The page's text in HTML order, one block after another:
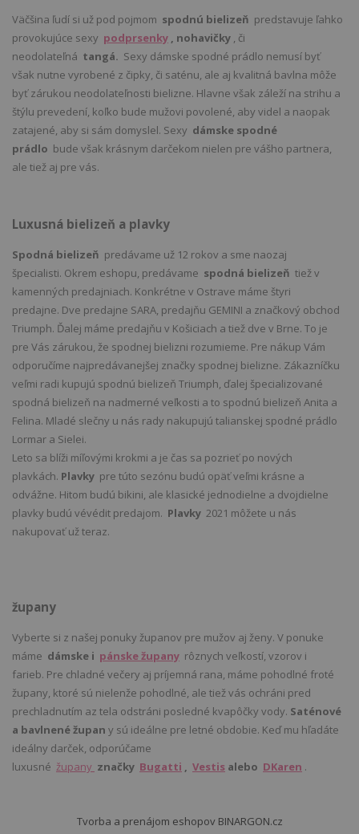
Väčšina ľudí si už pod pojmom spodnú bielizeň predstavuje ľahko
provokujúce sexy podprsenky , nohavičky , či
neodolateľná tangá. Sexy dámske spodné prádlo nemusí byť
však nutne vyrobené z čipky, či saténu, ale aj kvalitná bavlna môže
byť zárukou neodolateľnosti bielizne. Hlavne však záleží na strihu a
štýlu prevedení, koľko bude mužovi povolené, aby videl a naopak
zatajené, aby si sám domyslel. Sexy dámske spodné
prádlo bude však krásnym darčekom nielen pre vášho partnera,
ale tiež aj pre vás.
Luxusná bielizeň a plavky
Spodná bielizeň predávame už 12 rokov a sme naozaj
špecialisti. Okrem eshopu, predávame spodná bielizeň tiež v
kamenných predajniach. Konkrétne v Ostrave máme štyri
predajne. Dve predajne SARA, predajňu GEMINI a značkový obchod
Triumph. Ďalej máme predajňu v Košiciach a tiež dve v Brne. To je
pre Vás zárukou, že spodnej bielizni rozumieme. Pre nákup Vám
odporučíme najpredávanejšej značky spodnej bielizne. Zákazníčku
veľmi radi kupujú spodnú bielizeň Triumph, ďalej špecializované
spodná bielizeň na nadmerné veľkosti a to spodnú bielizeň Anita a
Felina. Mladé slečny u nás rady nakupujú talianskej spodné prádlo
Lormar a Sielei.
Leto sa blíži míľovými krokmi a je čas sa pozrieť po nových
plavkách. Plavky pre túto sezónu budú opäť veľmi krásne a
odvážne. Hitom budú bikini, ale klasické jednodielne a dvojdielne
plavky budú vévédit predajom. Plavky 2021 môžete u nás
nakupovať už teraz.
župany
Vyberte si z našej ponuky županov pre mužov aj ženy. V ponuke
máme dámske i pánske župany rôznych veľkostí, vzorov i
farieb. Pre chladné večery aj príjemná rana, máme pohodlné froté
župany, ktoré sú nielenže pohodlné, ale tiež vás ochráni pred
prechladnutím az tela odstráni posledné kvapôčky vody. Saténové
a bavlnené župan y sú ideálne pre letné obdobie. Keď mu hľadáte
ideálny darček, odporúčame
luxusné župany značky Bugatti , Vestis alebo DKaren .
Tvorba a prenájom eshopov BINARGON.cz